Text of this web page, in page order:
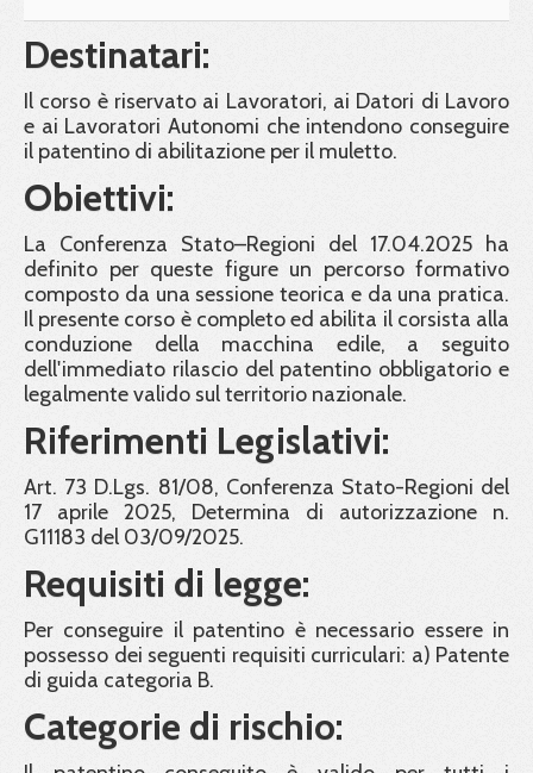
Destinatari:
Il corso è riservato ai Lavoratori, ai Datori di Lavoro
e ai Lavoratori Autonomi che intendono conseguire
il patentino di abilitazione per il muletto.
Obiettivi:
La Conferenza Stato–Regioni del 17.04.2025 ha
definito per queste figure un percorso formativo
composto da una sessione teorica e da una pratica.
Il presente corso è completo ed abilita il corsista alla
conduzione della macchina edile, a seguito
dell'immediato rilascio del patentino obbligatorio e
legalmente valido sul territorio nazionale.
Riferimenti Legislativi:
Art. 73 D.Lgs. 81/08, Conferenza Stato-Regioni del
17 aprile 2025, Determina di autorizzazione n.
G11183 del 03/09/2025.
Requisiti di legge:
Per conseguire il patentino è necessario essere in
possesso dei seguenti requisiti curriculari: a) Patente
di guida categoria B.
Categorie di rischio: